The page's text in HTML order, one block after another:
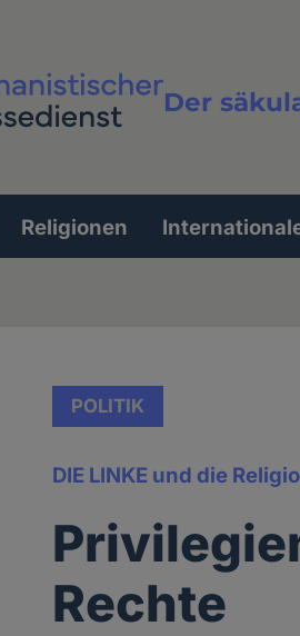
Der
Religionen
POLITIK
DIE LINKE und die
Rechte